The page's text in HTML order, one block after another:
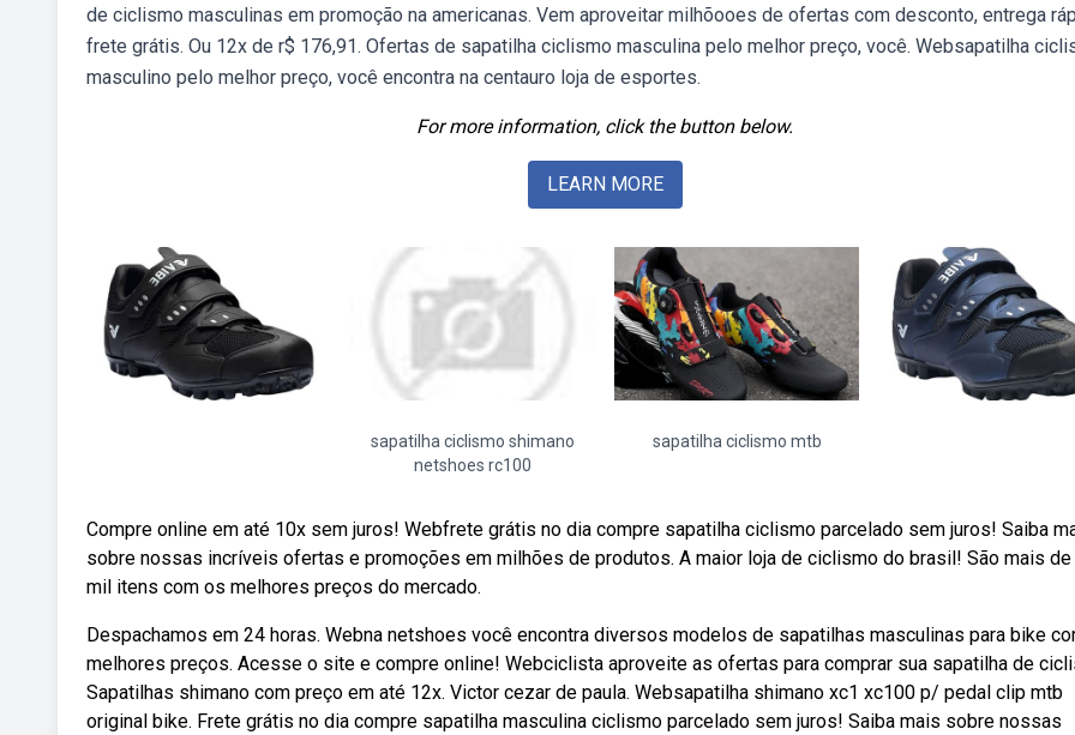
de ciclismo masculinas em promoção na americanas. Vem aproveitar milhõooes de ofertas com desconto, entrega
frete grátis. Ou 12x de r$ 176,91. Ofertas de sapatilha ciclismo masculina pelo melhor preço, você. Websapatilha
masculino pelo melhor preço, você encontra na centauro loja de esportes.
For more information, click the button below.
LEARN MORE
sapatilha ciclismo shimano
netshoes rc100
sapatilha ciclismo mtb
Compre online em até 10x sem juros! Webfrete grátis no dia compre sapatilha ciclismo parcelado sem juros! Saiba
sobre nossas incríveis ofertas e promoções em milhões de produtos. A maior loja de ciclismo do brasil! São mais
mil itens com os melhores preços do mercado.
Despachamos em 24 horas. Webna netshoes você encontra diversos modelos de sapatilhas masculinas para bike
melhores preços. Acesse o site e compre online! Webciclista aproveite as ofertas para comprar sua sapatilha de
Sapatilhas shimano com preço em até 12x. Victor cezar de paula. Websapatilha shimano xc1 xc100 p/ pedal clip mtb
original bike. Frete grátis no dia compre sapatilha masculina ciclismo parcelado sem juros! Saiba mais sobre nossas